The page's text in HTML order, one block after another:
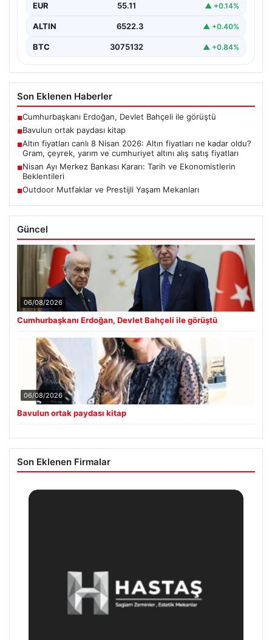
EUR 55.11 ▲ +0.14%
ALTIN 6522.3 ▲ +0.40%
BTC 3075132 ▲ +0.84%
Son Eklenen Haberler
■Cumhurbaşkanı Erdoğan, Devlet Bahçeli ile görüştü
■Bavulun ortak paydası kitap
■Altın fiyatları canlı 8 Nisan 2026: Altın fiyatları ne kadar oldu?
Gram, çeyrek, yarım ve cumhuriyet altını alış satış fiyatları
■Nisan Ayı Merkez Bankası Kararı: Tarih ve Ekonomistlerin
Beklentileri
■Outdoor Mutfaklar ve Prestijli Yaşam Mekanları
Güncel
06/08/2026
Cumhurbaşkanı Erdoğan, Devlet Bahçeli ile görüştü
06/08/2026
Bavulun ortak paydası kitap
Son Eklenen Firmalar